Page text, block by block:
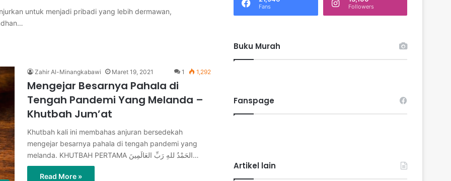
untuk menjadi pribadi yang lebih dermawan,
Zahir Al-Minangkabawi Maret 19, 2021 1 1,292
Mengejar Besarnya Pahala di
Tengah Pandemi Yang Melanda –
Khutbah Jum’at
Khutbah kali ini membahas anjuran bersedekah
mengejar besarnya pahala di tengah pandemi yang
melanda. KHUTBAH PERTAMA الحَمْدُ للهِ رَبِّ العَالَمِينَ…
Read More »
k
:
Fans Followers
Buku Murah
Fanspage
Artikel lain